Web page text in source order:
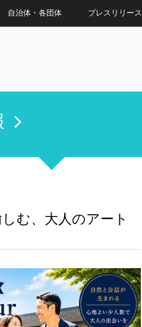
自治体・各団体 プレスリリース
む、大人のアート